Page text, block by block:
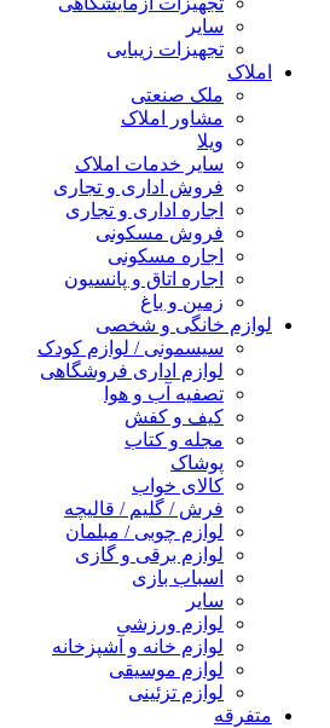
سایر
تجهیزات زیبایی
املاک
ملک صنعتی
مشاور املاک
ویلا
سایر خدمات املاک
فروش اداری و تجاری
اجاره اداری و تجاری
فروش مسکونی
اجاره مسکونی
اجاره اتاق و پانسیون
زمین و باغ
لوازم خانگی و شخصی
سیسمونی / لوازم کودک
لوازم اداری فروشگاهی
تصفیه آب و هوا
کیف و کفش
مجله و کتاب
پوشاک
کالای خواب
فرش / گلیم / قالیچه
لوازم چوبی / مبلمان
لوازم برقی و گازی
اسباب بازی
سایر
لوازم ورزشی
لوازم خانه و آشپزخانه
لوازم موسیقی
لوازم تزئینی
متفرقه